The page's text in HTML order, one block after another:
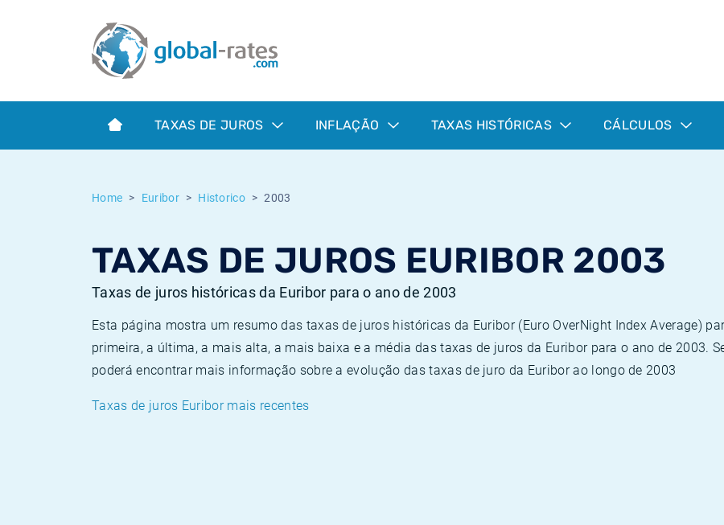
TAXAS DE JUROS INFLAÇÃO TAXAS HISTÓRICAS CÁLCULOS
Home Euribor Historico 2003
TAXAS DE JUROS EURIBOR 2003
Taxas de juros históricas da Euribor para o ano de 2003
Esta página mostra um resumo das taxas de juros históricas da Euribor (Euro OverNight Index Average)
primeira, a última, a mais alta, a mais baixa e a média das taxas de juros da Euribor para o ano de 2003.
poderá encontrar mais informação sobre a evolução das taxas de juro da Euribor ao longo de 2003
Taxas de juros Euribor mais recentes
Term SOFR
O que é a inflação do IPC?
O que é a inflação do IHPC?
Taxas Euribor históricas
Taxas ESTER históricas
Taxas de inflação históricas
Calculadora de inflação